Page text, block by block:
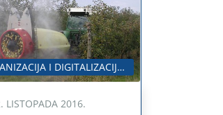
MEHANIZACIJA I DIGITALIZACIJA U POLJOPRIVREDI
LISTOPADA 2016.